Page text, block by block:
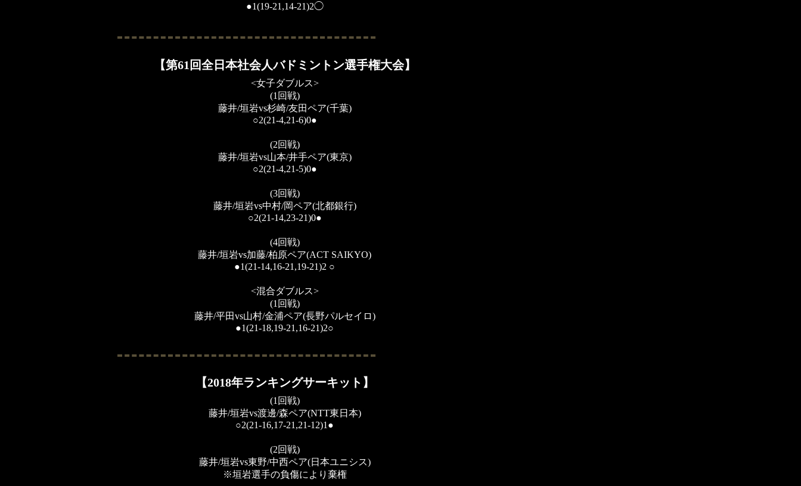
●1(19-21,14-21)2◯
【第61回全日本社会人バドミントン選手権大会】
<女子ダブルス>
(1回戦)
藤井/垣岩vs杉崎/友田ペア(千葉)
○2(21-4,21-6)0●
(2回戦)
藤井/垣岩vs山本/井手ペア(東京)
○2(21-4,21-5)0●
(3回戦)
藤井/垣岩vs中村/岡ペア(北都銀行)
○2(21-14,23-21)0●
(4回戦)
藤井/垣岩vs加藤/柏原ペア(ACT SAIKYO)
●1(21-14,16-21,19-21)2 ○
<混合ダブルス>
(1回戦)
​藤井/平田vs山村/金浦ペア(長野パルセイロ)
●1(21-18,19-21,16-21)2○
【2018年ランキングサーキット】
(1回戦)
藤井/垣岩vs渡邊/森ペア(NTT東日本)
○2(21-16,17-21,21-12)1●
(2回戦)
藤井/垣岩vs東野/中西ペア(日本ユニシス)
​※垣岩選手の負傷により棄権